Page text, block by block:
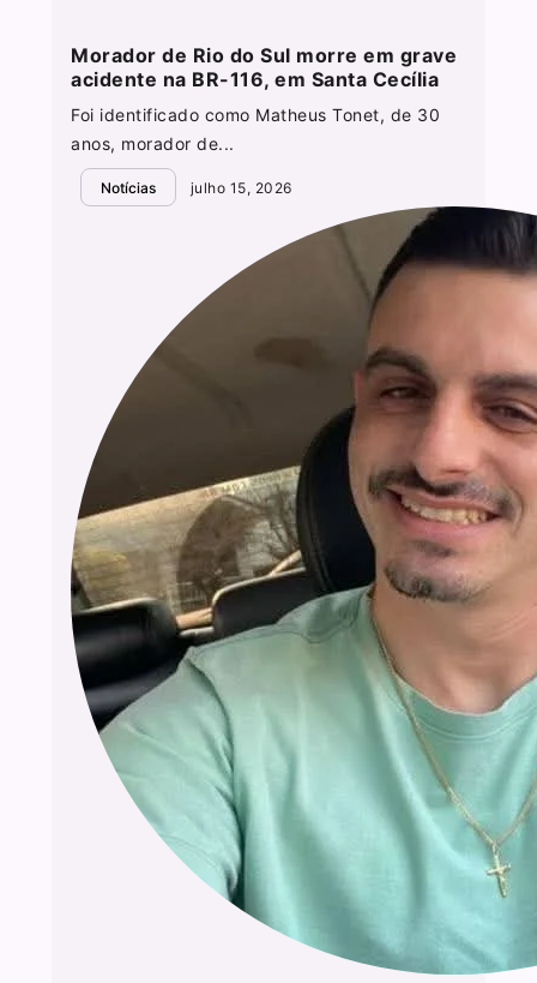
Morador de Rio do Sul morre em grave
acidente na BR-116, em Santa Cecília
Foi identificado como Matheus Tonet, de 30
anos, morador de...
Notícias julho 15, 2026